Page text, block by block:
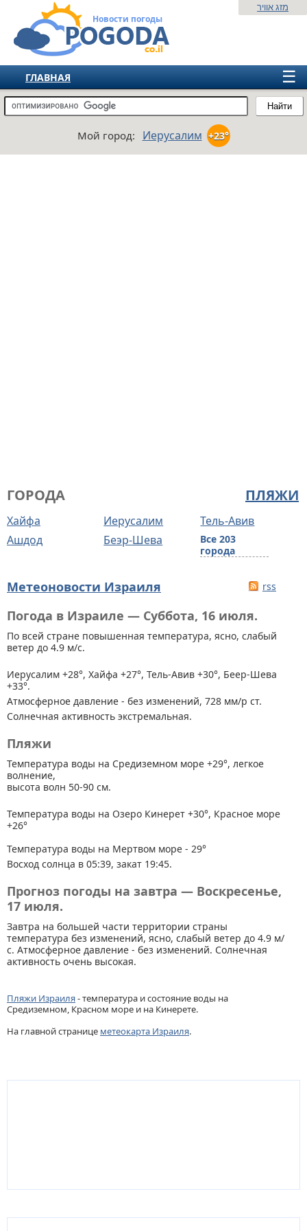
Новости погоды
Найти
מזג אוויר
☰
ГЛАВНАЯ
ИЗРАИЛЬ
ЕВРОПА
Мой город: Иерусалим +23°
ПЛЯЖИ
ГОРОДА
Хайфа Иерусалим
Тель-Авив
Ашдод
Беэр-Шева
Все 203
города
Метеоновости Израиля rss
Погода в Израиле — Суббота, 16 июля.
По всей стране повышенная температура, ясно, слабый
ветер до 4.9 м/с.
Иерусалим +28°, Хайфа +27°, Тель-Авив +30°, Беер-Шева
+33°.
Атмосферное давление - без изменений, 728 мм/р ст.
Солнечная активность экстремальная.
Пляжи
Температура воды на Средиземном море +29°, легкое
волнение,
высота волн 50-90 см.
Температура воды на Озеро Кинерет +30°, Красное море
+26°
Температура воды на Мертвом море - 29°
Восход солнца в 05:39, закат 19:45.
Прогноз погоды на завтра — Воскресенье,
17 июля.
Завтра на большей части территории страны
температура без изменений, ясно, слабый ветер до 4.9 м/
с. Атмосферное давление - без изменений. Солнечная
активность очень высокая.
Пляжи Израиля- температура и состояние воды на
Средиземном, Красном море и на Кинерете.
На главной странице метеокарта Израиля.